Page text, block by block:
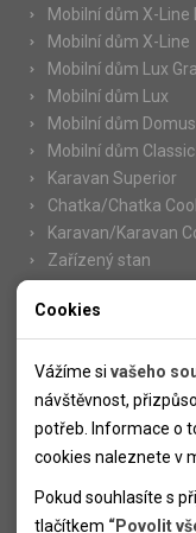
Mobilní dům X-Line
Mobilní dům X-Line
Mobilní dům Lux
Mobilní dům Lux
Mobilní dům Domus
Mobilní dům Classic
Karavan Superior
Chatka/Chatka Cool
Karavan/Karavan
Zařízený stan
Informace
Novinky
Kolektivy
SUPER FIRST
Informace k letním
Informace o
Cookies
Vážíme si vašeho
návštěvnost,
potřeb. Informace o
cookies naleznete v
Pokud souhlasíte s
tlačítkem “Povolit
Nutné cookies
tak, že umožní
přístup k
stránka nemůže
Analytické